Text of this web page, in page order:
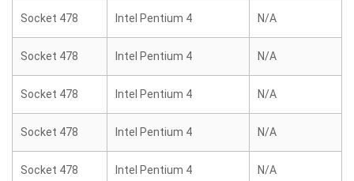
Socket 478 Intel Pentium 4 N/A
Socket 478 Intel Pentium 4 N/A
Socket 478 Intel Pentium 4 N/A
Socket 478 Intel Pentium 4 N/A
Socket 478 Intel Pentium 4 N/A